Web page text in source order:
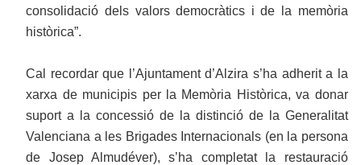
consolidació dels valors democràtics i de la memòria
històrica”.
Cal recordar que l’Ajuntament d’Alzira s’ha adherit a la
xarxa de municipis per la Memòria Històrica, va donar
suport a la concessió de la distinció de la Generalitat
Valenciana a les Brigades Internacionals (en la persona
de Josep Almudéver), s’ha completat la restauració